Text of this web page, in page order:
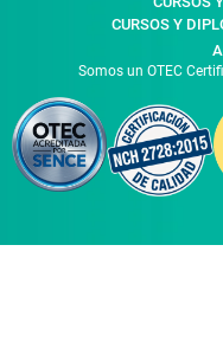
CURSOS Y
Somos un OTEC